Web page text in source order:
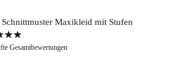
Schnittmuster Maxikleid mit Stufen
mit
5
Gesamtbewertungen